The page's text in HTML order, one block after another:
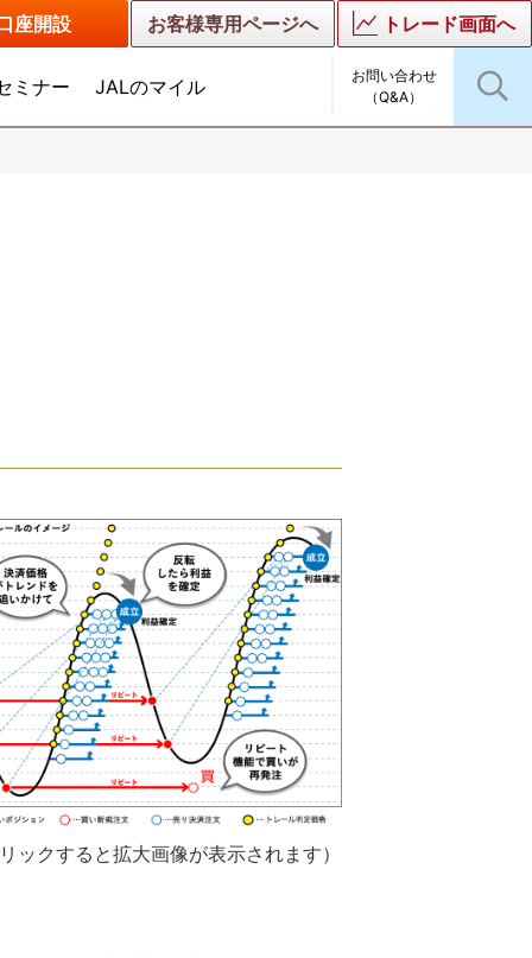
座開設 お客様専用ページへ トレード画面へ
ミナー JALのマイル
お問い合わせ
（Q&A）
ックすると拡大画像が表示されます）